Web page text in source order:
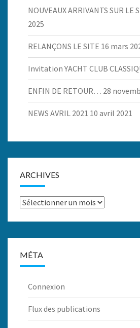
NOUVEAUX ARRIVANTS SUR LE
2025
RELANÇONS LE SITE 16 mars
Invitation YACHT CLUB
ENFIN DE RETOUR… 28
NEWS AVRIL 2021 10 avril 2021
ARCHIVES
Archives
MÉTA
Connexion
Flux des publications